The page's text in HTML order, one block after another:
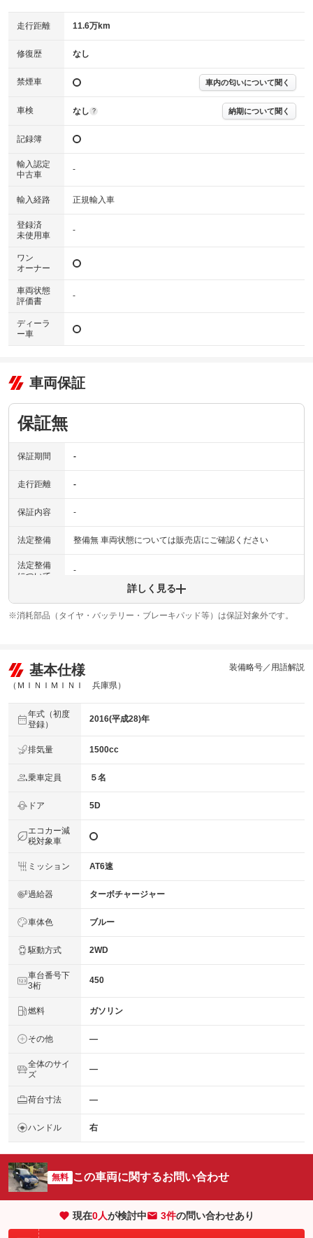
走行距離 11.6万km
修復歴 なし
禁煙車 車内の匂いについて聞く
車検 なし ? 納期について聞く
記録簿
輸入認定
中古車
-
輸入経路 正規輸入車
登録済
未使用車
-
ワン
オーナー
車両状態
評価書
-
ディーラ
ー車
車両保証
保証無
保証期間 -
走行距離 -
保証内容 -
法定整備 整備無 車両状態については販売店にご確認ください
法定整備
について
-
詳しく見る
※消耗部品（タイヤ・バッテリー・ブレーキパッド等）は保証対象外です。
基本仕様
（ＭＩＮＩＭＩＮＩ 兵庫県）
装備略号／用語解説
年式（初度
登録）
2016(平成28)年
排気量 1500cc
乗車定員 ５名
ドア 5D
エコカー減
税対象車
ミッション AT6速
過給器 ターボチャージャー
車体色 ブルー
駆動方式 2WD
車台番号下
3桁
450
燃料 ガソリン
その他 ―
全体のサイ
ズ
―
荷台寸法 ―
ハンドル 右
無料 この車両に関するお問い合わせ
現在0人が検討中 3件の問い合わせあり